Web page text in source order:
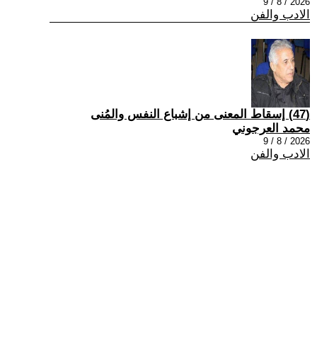
الادب والفن
(47) إسقاط المعنى من إشباع النفس والمُنى
محمد العرجوني
2026 / 8 / 9
الادب والفن